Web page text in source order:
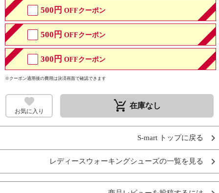
500円 OFFクーポン
500円 OFFクーポン
300円 OFFクーポン
※クーポン適用後の費用は決済画面で確認できます
お気に入り remove_shopping_cart 在庫なし
S-mart トップに戻る
レディースウォーキングシューズの一覧を見る